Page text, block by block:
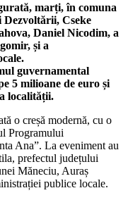
marți, în comuna
Cseke
Daniel Nicodim, a
și a
guvernamental
5 milioane de euro și
localității.
o creșă modernă, cu o
Programului
Ana”. La eveniment au
prefectul județului
Măneciu, Auraș
publice locale.